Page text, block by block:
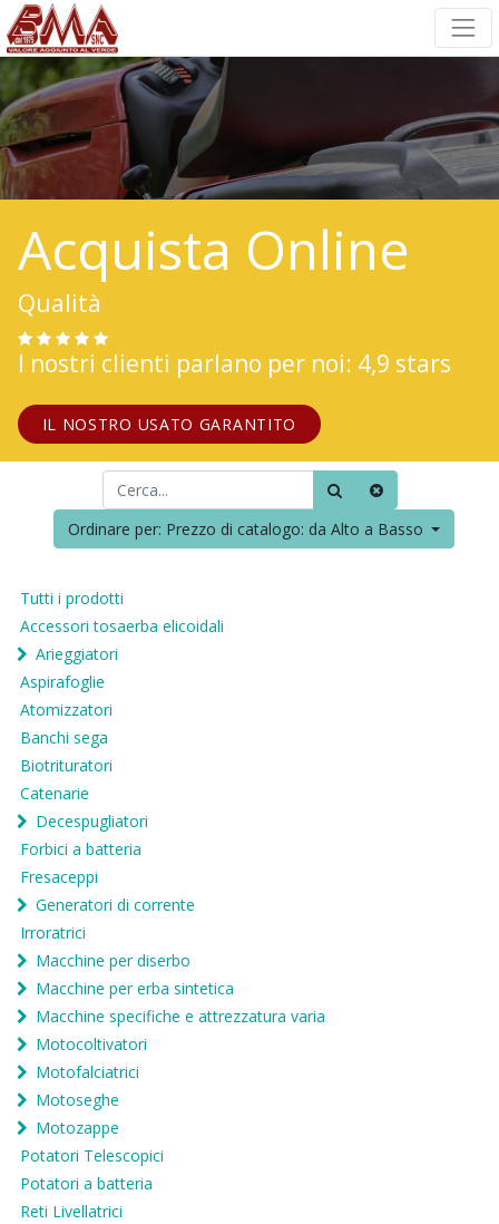
Acquista Online
Qualità
I nostri clienti parlano per noi: 4,9 stars
IL NOSTRO USATO GARANTITO
Ordinare per: Prezzo di catalogo: da Alto a Basso
Tutti i prodotti
Accessori tosaerba elicoidali
Arieggiatori
Aspirafoglie
Atomizzatori
Banchi sega
Biotrituratori
Catenarie
Decespugliatori
Forbici a batteria
Fresaceppi
Generatori di corrente
Irroratrici
Macchine per diserbo
Macchine per erba sintetica
Macchine specifiche e attrezzatura varia
Motocoltivatori
Motofalciatrici
Motoseghe
Motozappe
Potatori Telescopici
Potatori a batteria
Reti Livellatrici